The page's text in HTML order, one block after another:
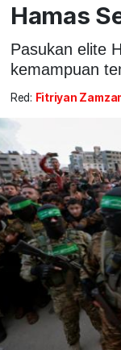
Hamas
Pasukan elite
kemampuan
Red: Fitriyan